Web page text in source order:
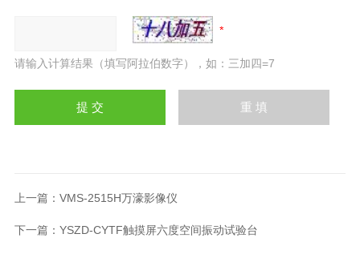
请输入计算结果（填写阿拉伯数字），如：三加四=7
上一篇： VMS-2515H万濠影像仪
下一篇： YSZD-CYTF触摸屏六度空间振动试验台